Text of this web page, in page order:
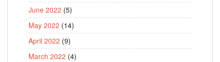
June 2022 (5)
May 2022 (14)
April 2022 (9)
March 2022 (4)